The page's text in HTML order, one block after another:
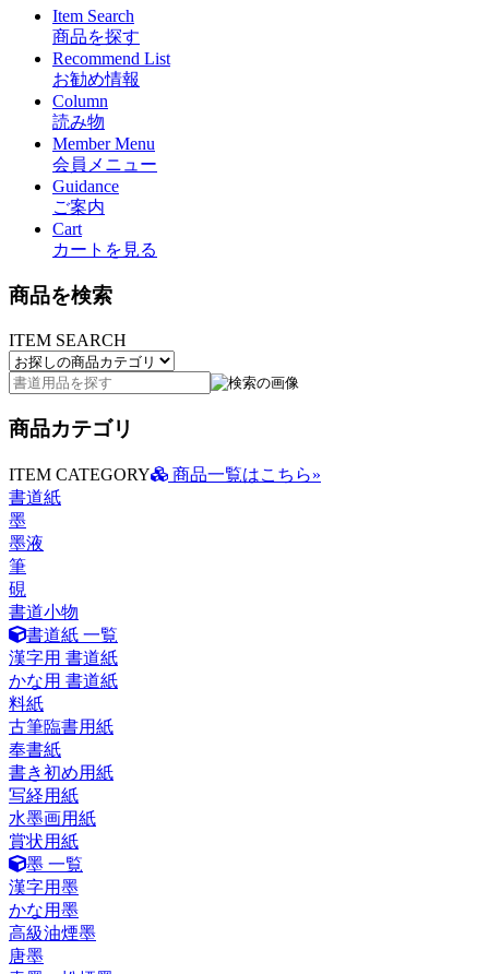
Item Search
商品を探す
Recommend List
お勧め情報
Column
読み物
Member Menu
会員メニュー
Guidance
ご案内
Cart
カートを見る
商品を検索
ITEM SEARCH
商品カテゴリ
ITEM CATEGORY
商品一覧はこちら»
書道紙
墨
墨液
筆
硯
書道小物
書道紙 一覧
漢字用 書道紙
かな用 書道紙
料紙
古筆臨書用紙
奉書紙
書き初め用紙
写経用紙
水墨画用紙
賞状用紙
墨 一覧
漢字用墨
かな用墨
高級油煙墨
唐墨